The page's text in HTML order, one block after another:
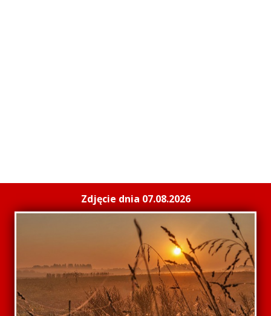
Zdjęcie dnia 07.08.2026